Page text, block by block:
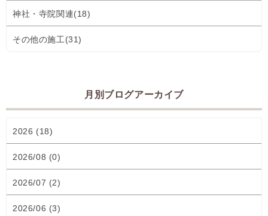
神社・寺院関連(18)
その他の施工(31)
月別ブログアーカイブ
2026 (18)
2026/08 (0)
2026/07 (2)
2026/06 (3)